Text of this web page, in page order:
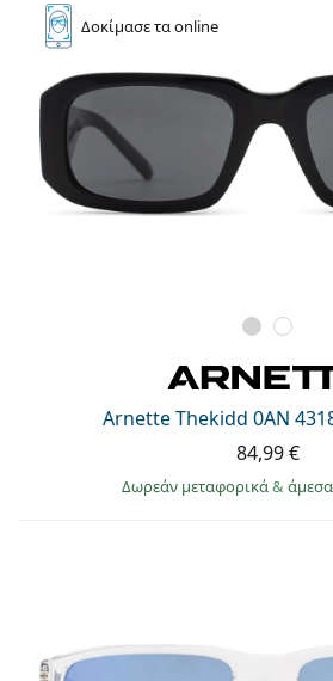
Δοκίμασετα online
Arnette Thekidd 0AN
84,99 €
Δωρεάν μεταφορικά&